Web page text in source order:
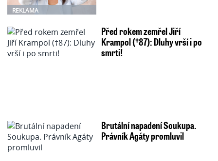
REKLAMA
Před rokem zemřel Jiří
Krampol (†87): Dluhy vrší i po
smrti!
Brutální napadení Soukupa.
Právník Agáty promluvil